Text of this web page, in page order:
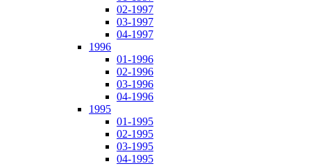
02-1997
03-1997
04-1997
1996
01-1996
02-1996
03-1996
04-1996
1995
01-1995
02-1995
03-1995
04-1995